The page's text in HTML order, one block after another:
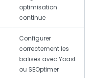
optimisation
continue
Configurer
correctement les
balises avec Yoast
ou SEOptimer